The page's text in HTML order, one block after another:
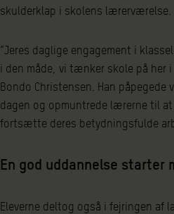
skulderklap i skolens lærerværelse.
”Jeres daglige engagement i
i den måde, vi tænker skole på her i
Bondo Christensen. Han påpegede
dagen og opmuntrede lærerne til
fortsætte deres betydningsfulde
En god uddannelse starter
Eleverne deltog også i fejringen af